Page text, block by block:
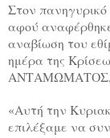
Στον πανηγυρικό
αφού
αναβίωση του
ημέρα της
ΑΝΤΑΜΩΜΑΤΟΣ,
«Αυτή την
επιλέξαμε να